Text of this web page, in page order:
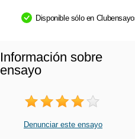
Disponible sólo en
Información sobre
ensayo
Denunciar este ensayo